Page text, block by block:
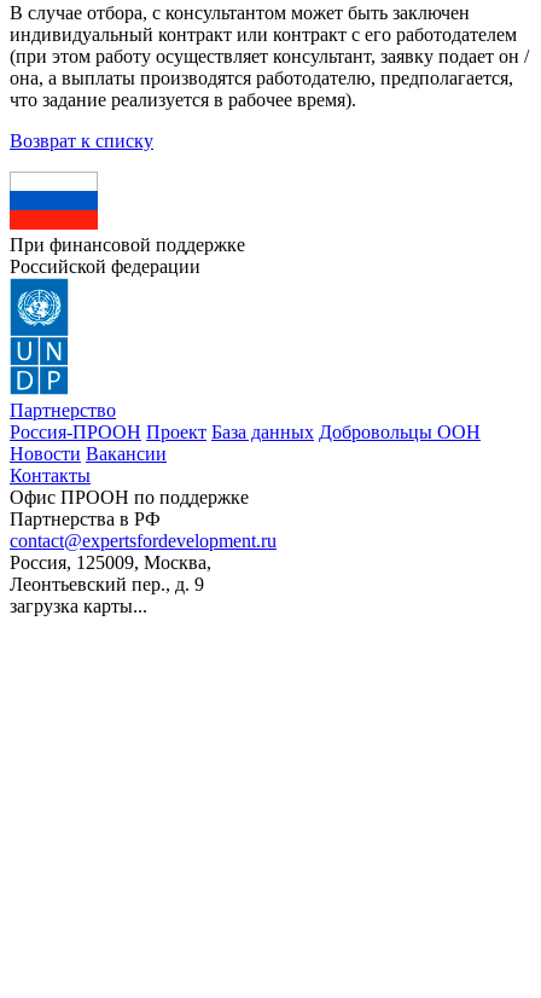
В случае отбора, с консультантом может быть заключен
индивидуальный контракт или контракт с его работодателем
(при этом работу осуществляет консультант, заявку подает он /
она, а выплаты производятся работодателю, предполагается,
что задание реализуется в рабочее время).
Возврат к списку
При финансовой поддержке
Российской федерации
Партнерство
Россия-ПРООН Проект База данных Добровольцы ООН
Новости Вакансии
Контакты
Офис ПРООН по поддержке
Партнерства в РФ
contact@expertsfordevelopment.ru
Россия, 125009, Москва,
Леонтьевский пер., д. 9
загрузка карты...